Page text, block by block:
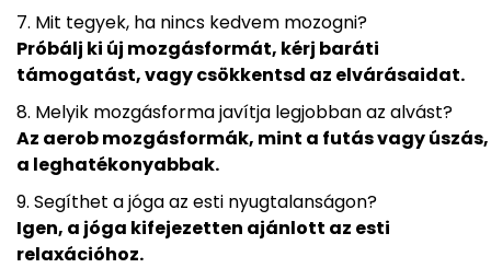
Mit tegyek, ha nincs kedvem mozogni?
Próbálj ki új mozgásformát, kérj baráti
támogatást, vagy csökkentsd az elvárásaidat.
Melyik mozgásforma javítja legjobban az alvást?
Az aerob mozgásformák, mint a futás vagy úszás,
a leghatékonyabbak.
Segíthet a jóga az esti nyugtalanságon?
Igen, a jóga kifejezetten ajánlott az esti
relaxációhoz.